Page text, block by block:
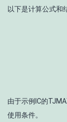
以下是计算公式和
由于示例IC的T
使用条件。